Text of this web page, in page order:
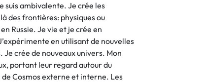
suis ambivalente. Je crée les
des frontières: physiques ou
Russie. Je vie et je crée en
en utilisant de nouvelles
crée de nouveaux univers. Mon
portant leur regard autour du
Cosmos externe et interne. Les